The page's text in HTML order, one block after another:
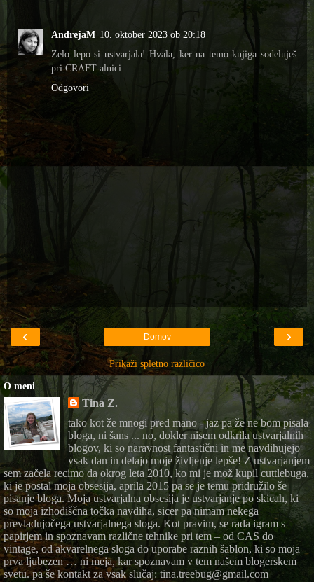
AndrejaM 10. oktober 2023 ob 20:18
Zelo lepo si ustvarjala! Hvala, ker na temo knjiga sodeluješ
pri CRAFT-alnici
Odgovori
‹ ›
Domov
Prikaži spletno različico
O meni
Tina Z.
tako kot že mnogi pred mano - jaz pa že ne bom pisala
bloga, ni šans ... no, dokler nisem odkrila ustvarjalnih
blogov, ki so naravnost fantastični in me navdihujejo
vsak dan in delajo moje življenje lepše! Z ustvarjanjem
sem začela recimo da okrog leta 2010, ko mi je mož kupil cuttlebuga,
ki je postal moja obsesija, aprila 2015 pa se je temu pridružilo še
pisanje bloga. Moja ustvarjalna obsesija je ustvarjanje po skicah, ki
so moja izhodiščna točka navdiha, sicer pa nimam nekega
prevladujočega ustvarjalnega sloga. Kot pravim, se rada igram s
papirjem in spoznavam različne tehnike pri tem – od CAS do
vintage, od akvarelnega sloga do uporabe raznih šablon, ki so moja
prva ljubezen … ni meja, kar spoznavam v tem našem blogerskem
svetu. pa še kontakt za vsak slučaj: tina.treebug@gmail.com